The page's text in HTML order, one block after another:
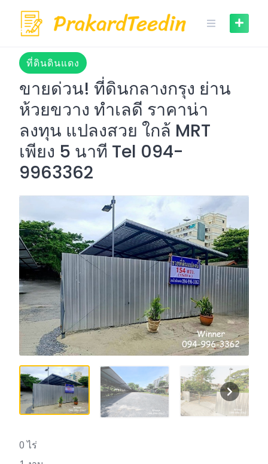
content
ที่ดินดินแดง
ขายด่วน! ที่ดินกลางกรุง ย่าน
ห้วยขวาง ทำเลดี ราคาน่า
ลงทุน แปลงสวย ใกล้ MRT
เพียง 5 นาที Tel 094-
9963362
0 ไร่